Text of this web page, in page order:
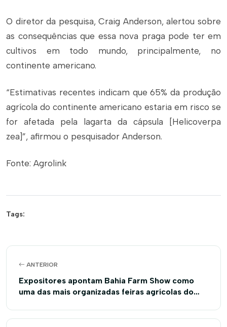
O diretor da pesquisa, Craig Anderson, alertou sobre
as consequências que essa nova praga pode ter em
cultivos em todo mundo, principalmente, no
continente americano.
“Estimativas recentes indicam que 65% da produção
agrícola do continente americano estaria em risco se
for afetada pela lagarta da cápsula [Helicoverpa
zea]”, afirmou o pesquisador Anderson.
Fonte: Agrolink
Tags:
ANTERIOR
Expositores apontam Bahia Farm Show como
uma das mais organizadas feiras agrícolas do